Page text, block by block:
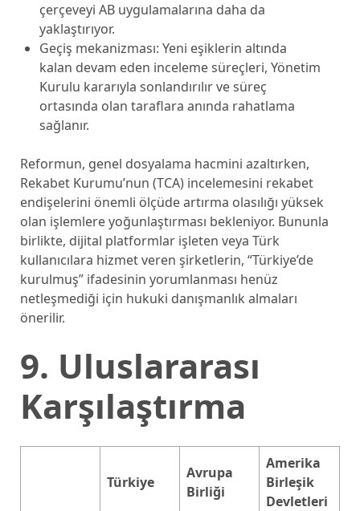
çerçeveyi AB uygulamalarına daha da
yaklaştırıyor.
Geçiş mekanizması: Yeni eşiklerin altında
kalan devam eden inceleme süreçleri, Yönetim
Kurulu kararıyla sonlandırılır ve süreç
ortasında olan taraflara anında rahatlama
sağlanır.
Reformun, genel dosyalama hacmini azaltırken,
Rekabet Kurumu’nun (TCA) incelemesini rekabet
endişelerini önemli ölçüde artırma olasılığı yüksek
olan işlemlere yoğunlaştırması bekleniyor. Bununla
birlikte, dijital platformlar işleten veya Türk
kullanıcılara hizmet veren şirketlerin, “Türkiye’de
kurulmuş” ifadesinin yorumlanması henüz
netleşmediği için hukuki danışmanlık almaları
önerilir.
9. Uluslararası
Karşılaştırma
Türkiye
Avrupa
Birliği
Amerika
Birleşik
Devletleri